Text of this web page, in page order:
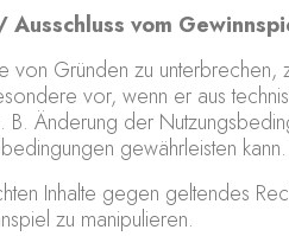
vom
von Gründen zu
vor, wenn er aus
Änderung der
gewährleisten kann.
Inhalte gegen geltendes
zu manipulieren.